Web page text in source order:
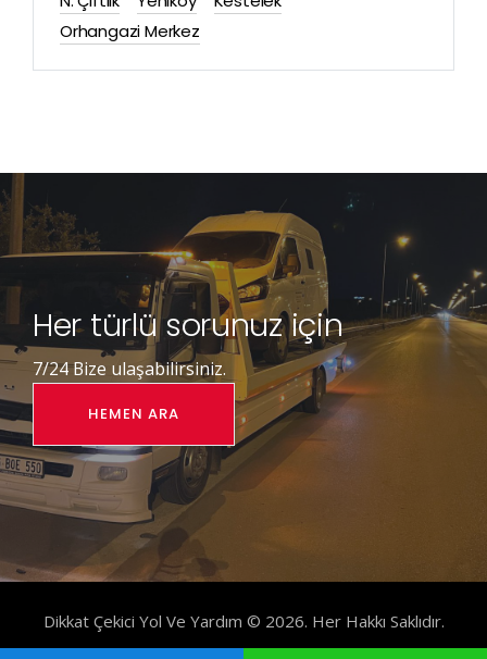
Orhangazi Merkez
Her türlü sorunuz için
7/24 Bize ulaşabilirsiniz.
HEMEN ARA
Dikkat Çekici Yol Ve Yardım © 2026. Her Hakkı Saklıdır.